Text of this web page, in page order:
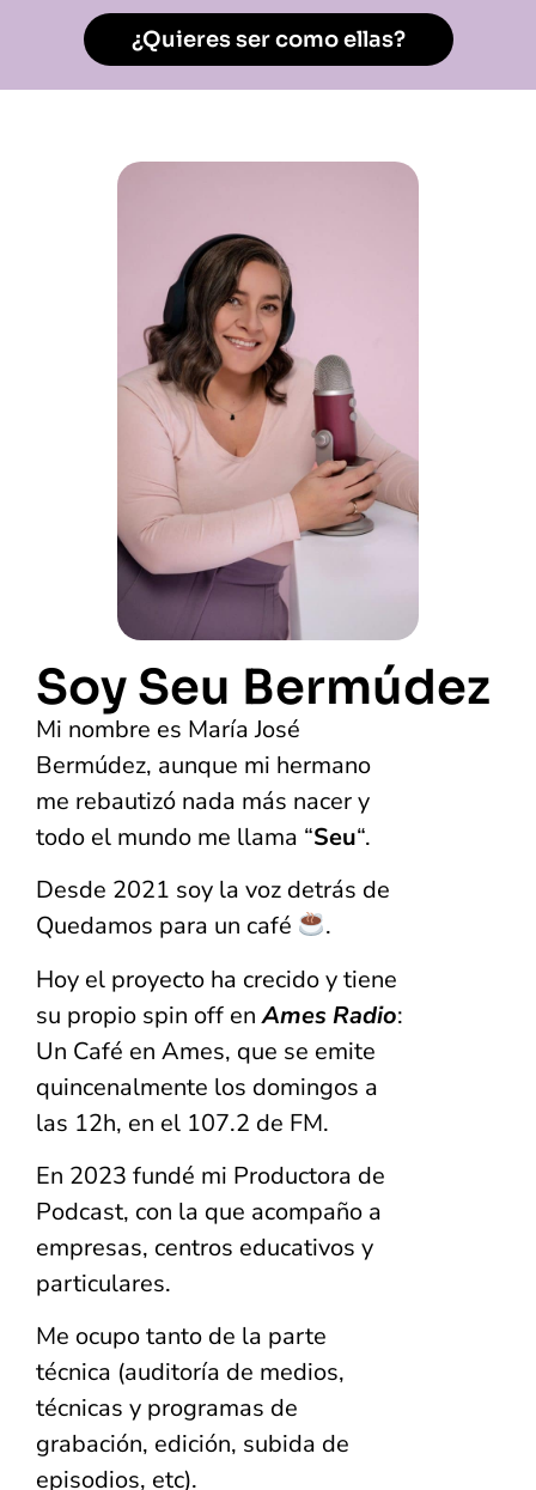
¿Quieres ser como ellas?
Soy Seu Bermúdez
Mi nombre es María José
Bermúdez, aunque mi hermano
me rebautizó nada más nacer y
todo el mundo me llama “Seu“.
Desde 2021 soy la voz detrás de
Quedamos para un café
.
Hoy el proyecto ha crecido y tiene
su propio spin off enAmes Radio:
Un Café en Ames, que se emite
quincenalmente los domingos a
las 12h, en el 107.2 de FM.
En 2023 fundé mi Productora de
Podcast, con la que acompaño a
empresas, centros educativos y
particulares.
Me ocupo tanto de la parte
técnica (auditoría de medios,
técnicas y programas de
grabación, edición, subida de
episodios, etc).